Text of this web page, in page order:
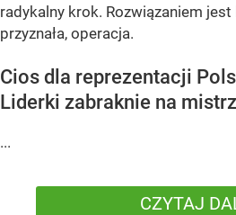
radykalny krok. Rozwiązaniem
przyznała, operacja.
Cios dla reprezentacji
Liderki zabraknie na
...
CZYTAJ